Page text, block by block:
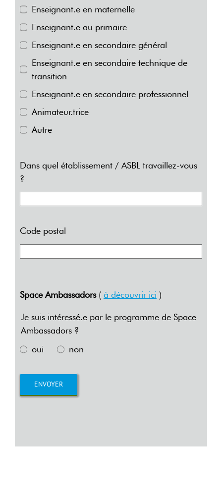
Enseignant.e en maternelle
Enseignant.e au primaire
Enseignant.e en secondaire général
Enseignant.e en secondaire technique de
transition
Enseignant.e en secondaire professionnel
Animateur.trice
Autre
Dans quel établissement / ASBL travaillez-vous
?
Code postal
Space Ambassadors( à découvrir ici )
Je suis intéressé.e par le programme de Space
Ambassadors ?
oui
non
ENVOYER